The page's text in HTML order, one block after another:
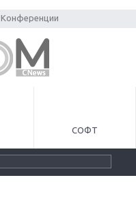
Конференции
СОФТ